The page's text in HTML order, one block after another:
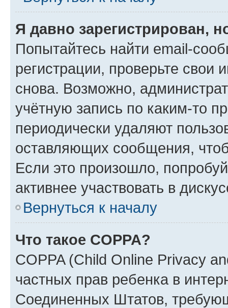
Я давно зарегистрирован,
Попытайтесь найти email-
регистрации, проверьте свои
снова. Возможно,
учётную запись по каким-то
периодически удаляют
оставляющих сообщения,
Если это произошло,
активнее участвовать в
Вернуться к началу
Что такое COPPA?
COPPA (Child Online Privacy
частных прав ребенка в
Соединенных Штатов,